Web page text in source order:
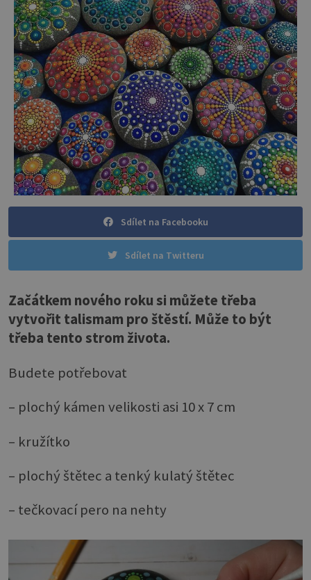
Sdílet na Facebooku
Sdílet na Twitteru
Začátkem nového roku si můžete třeba
vytvořit talismam pro štěstí. Může to být
třeba tento strom života.
Budete potřebovat
– plochý kámen velikosti asi 10 x 7 cm
– kružítko
– plochý štětec a tenký kulatý štětec
– tečkovací pero na nehty